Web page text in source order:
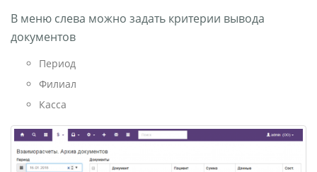
В меню слева можно задать критерии вывода
документов
Период
Филиал
Касса